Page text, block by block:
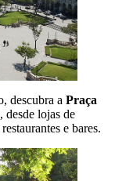
descubra a Praça
desde lojas de
e bares.